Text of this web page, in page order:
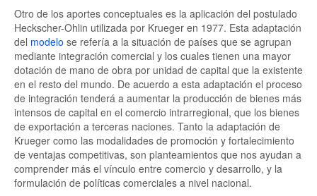
Otro de los aportes conceptuales es la aplicación del postulado
Heckscher-Ohlin utilizada por Krueger en 1977. Esta adaptación
del modelo se refería a la situación de países que se agrupan
mediante integración comercial y los cuales tienen una mayor
dotación de mano de obra por unidad de capital que la existente
en el resto del mundo. De acuerdo a esta adaptación el proceso
de integración tenderá a aumentar la producción de bienes más
intensos de capital en el comercio intrarregional, que los bienes
de exportación a terceras naciones. Tanto la adaptación de
Krueger como las modalidades de promoción y fortalecimiento
de ventajas competitivas, son planteamientos que nos ayudan a
comprender más el vínculo entre comercio y desarrollo, y la
formulación de políticas comerciales a nivel nacional.